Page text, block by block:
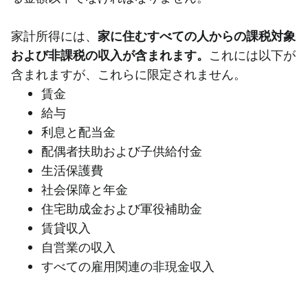
家計所得には、 家に住むすべての人からの課税対象
および非課税の収入が含まれます。 これには以下が
含まれますが、これらに限定されません。
賃金
給与
利息と配当金
配偶者扶助および子供給付金
生活保護費
社会保障と年金
住宅助成金および軍役補助金
賃貸収入
自営業の収入
すべての雇用関連の非現金収入